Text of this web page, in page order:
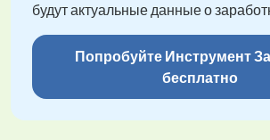
будут актуальные данные о
Попробуйте Инструмент
бесплатно